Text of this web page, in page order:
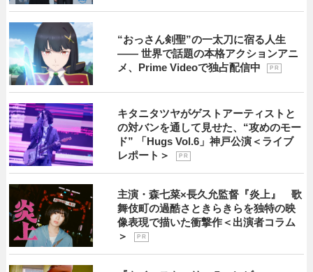
“おっさん剣聖”の一太刀に宿る人生
―― 世界で話題の本格アクションアニ
メ、Prime Videoで独占配信中
P R
キタニタツヤがゲストアーティストと
の対バンを通して見せた、“攻めのモー
ド” 「Hugs Vol.6」神戸公演＜ライブ
レポート＞
P R
主演・森七菜×長久允監督『炎上』 歌
舞伎町の過酷さときらきらを独特の映
像表現で描いた衝撃作＜出演者コラム
＞
P R